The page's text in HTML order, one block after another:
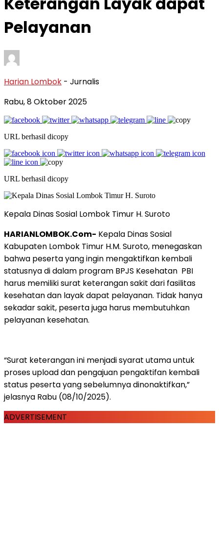
Pelayanan
Harian Lombok - Jurnalis
Rabu, 8 Oktober 2025
URL berhasil dicopy
URL berhasil dicopy
Kepala Dinas Sosial Lombok Timur H. Suroto
HARIANLOMBOK.Com- Kepala Dinas Sosial
Kabupaten Lombok Timur H.M. Suroto, menegaskan
bahwa peserta yang ingin mengaktifkan kembali
statusnya di dalam program BPJS Kesehatan PBI
harus memiliki surat keterangan sakit dari fasilitas
kesehatan dan layak dapat pelayanan. Tidak hanya
sekadar sakit, peserta juga harus membutuhkan
pelayanan kesehatan.
“Surat keterangan ini menjadi syarat utama untuk
proses upload dan pengajuan pengaktifan kembali
status peserta yang sebelumnya dinonaktifkan,”
jelasnya Rabu (08/10/2025).
ADVERTISEMENT